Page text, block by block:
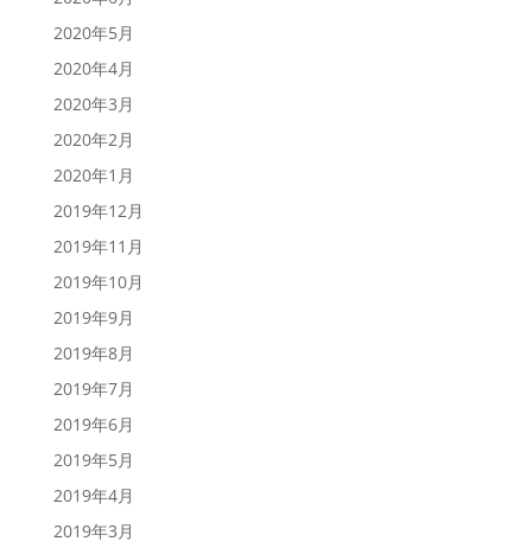
2020年5月
2020年4月
2020年3月
2020年2月
2020年1月
2019年12月
2019年11月
2019年10月
2019年9月
2019年8月
2019年7月
2019年6月
2019年5月
2019年4月
2019年3月